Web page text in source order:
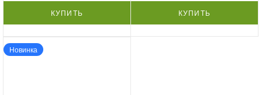
КУПИТЬ КУПИТЬ
Новинка